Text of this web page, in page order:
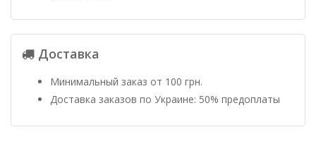
Доставка
Минимальный заказ от 100 грн.
Доставка заказов по Украине: 50% предоплаты